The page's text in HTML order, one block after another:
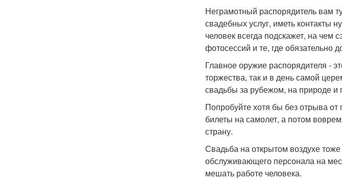
Неграмотный распорядитель вам
свадебных услуг, иметь контакты
человек всегда подскажет, на чем
фотосессий и те, где
Главное оружие распорядителя -
торжества, так и в день самой
свадьбы за рубежом, на природе
Попробуйте хотя бы без отрыва от
билеты на самолет, а потом
страну.
Свадьба на открытом воздухе тоже
обслуживающего персонала на
мешать работе человека.